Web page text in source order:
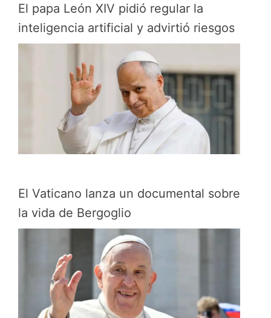
El papa León XIV pidió regular la
inteligencia artificial y advirtió riesgos
El Vaticano lanza un documental sobre
la vida de Bergoglio